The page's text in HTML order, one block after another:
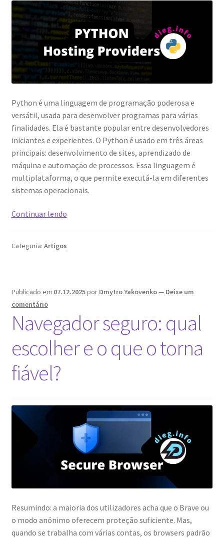
Python é uma linguagem de programação poderosa e
versátil, usada para desenvolver programas para várias
finalidades. Ela é bastante popular entre desenvolvedores
iniciantes e experientes. O Python é usado em três áreas
principais: desenvolvimento de sites, aprendizado de
máquina e automação de processos. Essa linguagem é
multiplataforma, o que permite executá-la em diferentes
sistemas operacionais.
Continuar lendoComo
configurar
para
Python
e
da
Categoria: Artigos
Publicado em 07.12.2025por Dmytro Yakovenko— Deixe um
comentário
Navegador seguro: qual
escolher e o que o torna
fiável?
Resumindo: a maioria dos utilizadores acha que o Brave ou
o modo anónimo oferecem proteção suficiente. Mas,
quando se trabalha com várias contas, os browsers padrão